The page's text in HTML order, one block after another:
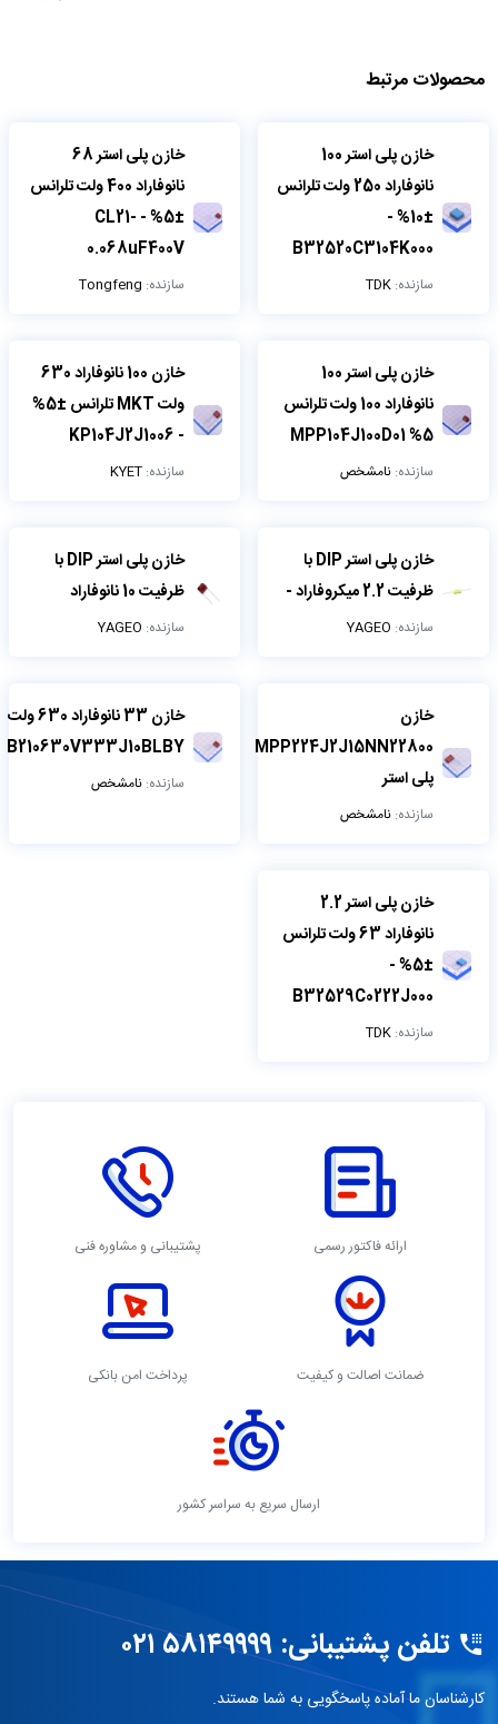
محصولات مرتبط
خازن پلی استر 100
نانوفاراد 250 ولت تلرانس
±10% -
B32520C3104K000
سازنده:TDK
خازن پلی استر 68
نانوفاراد 400 ولت تلرانس
±5% - CL21-
0.068uF400V
سازنده: Tongfeng
خازن پلی استر 100
نانوفاراد 100 ولت تلرانس
5% MPP104J100D01
سازنده:نامشخص
خازن 100 نانوفاراد 630
ولت MKT تلرانس ±5%
- KP104J2J1006
سازنده:KYET
خازن پلی استر DIP با
ظرفیت 2.2 میکروفاراد -
سازنده: YAGEO
خازن پلی استر DIP با
ظرفیت 10 نانوفاراد
سازنده: YAGEO
خازن
MPP224J2J15NN22800
پلی استر
سازنده:نامشخص
خازن 33 نانوفاراد 630 ولت
B210630V333J10BLBY
سازنده:نامشخص
خازن پلی استر 2.2
نانوفاراد 63 ولت تلرانس
±5% -
B32529C0222J000
سازنده:TDK
ارائه فاکتور رسمی پشتیبانی و مشاوره فنی
ضمانت اصالت و کیفیت پرداخت امن بانکی
ارسال سریع به سراسر کشور
تلفن پشتیبانی: ۵۸۱۴۹۹۹۹ ۰۲۱
کارشناسان ما آماده پاسخگویی به شما هستند.